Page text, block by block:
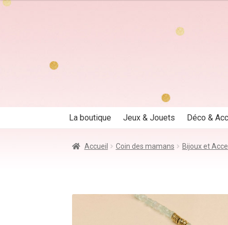
La boutique Jeux & Jouets Déco &
Accueil Coin des mamans Bijoux et